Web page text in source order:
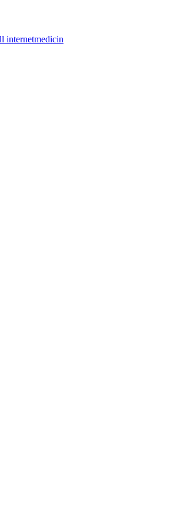
internetmedicin